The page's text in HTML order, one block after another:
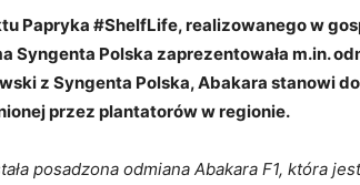
Papryka #ShelfLife, realizowanego w
Syngenta Polska zaprezentowała m.in.
z Syngenta Polska, Abakara stanowi
przez plantatorów w regionie.
posadzona odmiana Abakara F1, która